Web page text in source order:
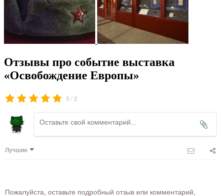
Отзывы про событие выставка
«Освобождение Европы»
5 /2
Лучшие
Пожалуйста, оставьте подробный отзыв или комментарий,